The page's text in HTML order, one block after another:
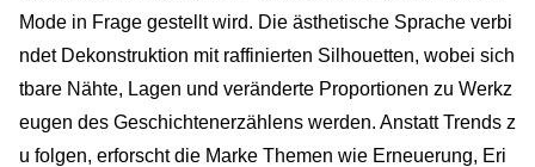
Mode in Frage gestellt wird. Die ästhetische Sprache verbi
ndet Dekonstruktion mit raffinierten Silhouetten, wobei sich
tbare Nähte, Lagen und veränderte Proportionen zu Werkz
eugen des Geschichtenerzählens werden. Anstatt Trends z
u folgen, erforscht die Marke Themen wie Erneuerung, Eri